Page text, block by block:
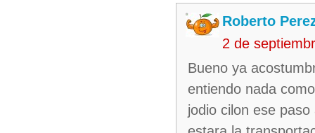
Roberto
2 de
Bueno ya
entiendo nada
jodio cilon ese